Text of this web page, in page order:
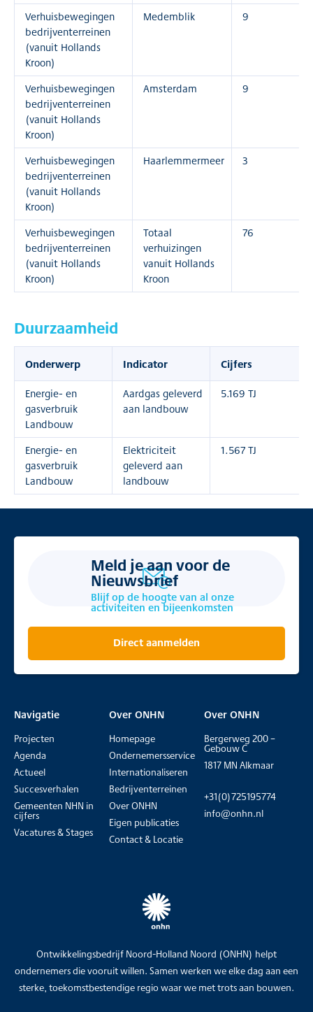
Verhuisbewegingen
bedrijventerreinen
(vanuit Hollands
Kroon)
Medemblik 9
Verhuisbewegingen
bedrijventerreinen
(vanuit Hollands
Kroon)
Amsterdam 9
Verhuisbewegingen
bedrijventerreinen
(vanuit Hollands
Kroon)
Haarlemmermeer 3
Verhuisbewegingen
bedrijventerreinen
(vanuit Hollands
Kroon)
Totaal
verhuizingen
vanuit Hollands
Kroon
76
Duurzaamheid
Onderwerp Indicator Cijfers
Energie- en
gasverbruik
Landbouw
Aardgas geleverd
aan landbouw
5.169 TJ
Energie- en
gasverbruik
Landbouw
Elektriciteit
geleverd aan
landbouw
1.567 TJ
Meld je aan voor de
Nieuwsbrief
Blijf op de hoogte van al onze
activiteiten en bijeenkomsten
Direct aanmelden
Ontwikkelingsbedrijf Noord-Holland Noord (ONHN) helpt
ondernemers die vooruit willen. Samen werken we elke dag aan een
sterke, toekomstbestendige regio waar we met trots aan bouwen.
Navigatie
Projecten
Agenda
Actueel
Succesverhalen
Gemeenten NHN in
cijfers
Vacatures & Stages
Over ONHN
Homepage
Ondernemersservice
Internationaliseren
Bedrijventerreinen
Over ONHN
Eigen publicaties
Contact & Locatie
Over ONHN
Bergerweg 200 –
Gebouw C
1817 MN Alkmaar
+31(0)725195774
info@onhn.nl